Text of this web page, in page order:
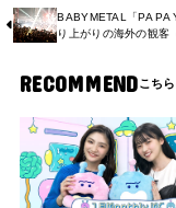
BABYMETAL「PA PA
り上がりの海外の観客
RECOMMEND